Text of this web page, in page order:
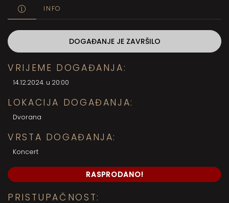
INFO
DOGAĐANJE JE ZAVRŠILO
VRIJEME DOGAĐANJA:
14.12.2024. u 20:00
LOKACIJA DOGAĐANJA:
Dvorana
VRSTA DOGAĐANJA:
Koncert
RASPRODANO!
PRISTUPAČNOST: